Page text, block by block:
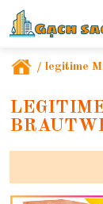
/ legitime